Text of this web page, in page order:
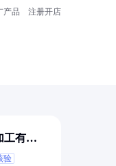
产品 注册开店
工有限
验